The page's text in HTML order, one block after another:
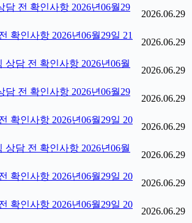
담 전 확인사항 2026년06월29
2026.06.29
확인사항 2026년06월29일 21
2026.06.29
상담 전 확인사항 2026년06월
2026.06.29
담 전 확인사항 2026년06월29
2026.06.29
확인사항 2026년06월29일 20
2026.06.29
상담 전 확인사항 2026년06월
2026.06.29
확인사항 2026년06월29일 20
2026.06.29
확인사항 2026년06월29일 20
2026.06.29